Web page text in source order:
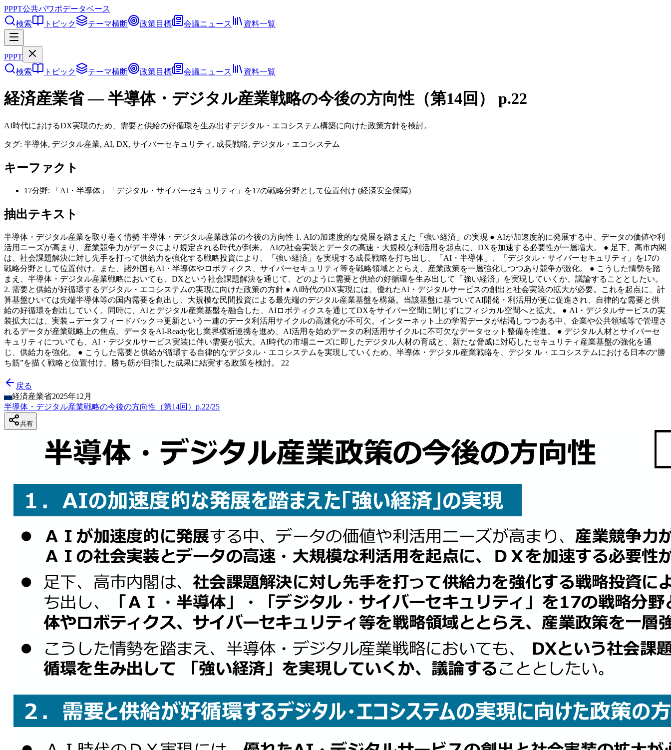
PPPT公共パワポデータベース
検索
トピック テーマ横断 政策目標 会議ニュース 資料一覧
PPPT
検索
トピック テーマ横断 政策目標 会議ニュース 資料一覧
経済産業省—半導体・デジタル産業戦略の今後の方向性（第14回） p.22
AI時代におけるDX実現のため、需要と供給の好循環を生み出すデジタル・エコシステム構築に向けた政策方針を検討。
タグ: 半導体, デジタル産業, AI, DX, サイバーセキュリティ, 成長戦略, デジタル・エコシステム
キーファクト
17分野: 「AI・半導体」「デジタル・サイバーセキュリティ」を17の戦略分野として位置付け (経済安全保障)
抽出テキスト
半導体・デジタル産業を取り巻く情勢 半導体・デジタル産業政策の今後の方向性 1. AIの加速度的な発展を踏まえた「強い経済」の実現 ● AIが加速度的に発展する中、データの価値や利
活用ニーズが高まり、産業競争力がデータにより規定される時代が到来。 AIの社会実装とデータの高速・大規模な利活用を起点に、DXを加速する必要性が一層増大。 ● 足下、高市内閣
は、社会課題解決に対し先手を打って供給力を強化する戦略投資により、「強い経済」を実現する成長戦略を打ち出し、「AI・半導体」、「デジタル・サイバーセキュリティ」を17の
戦略分野として位置付け。また、諸外国もAI・半導体やロボティクス、サイバーセキュリティ等を戦略領域ととらえ、産業政策を一層強化しつつあり競争が激化。 ● こうした情勢を踏
まえ、半導体・デジタル産業戦略においても、DXという社会課題解決を通じて、どのように需要と供給の好循環を生み出して「強い経済」を実現していくか、議論することとしたい。
2. 需要と供給が好循環するデジタル・エコシステムの実現に向けた政策の方針 ● AI時代のDX実現には、優れたAI・デジタルサービスの創出と社会実装の拡大が必要。これを起点に、計
算基盤ひいては先端半導体等の国内需要を創出し、大規模な民間投資による最先端のデジタル産業基盤を構築。当該基盤に基づいてAI開発・利活用が更に促進され、自律的な需要と供
給の好循環を創出していく。同時に、AIとデジタル産業基盤を融合した、AIロボティクスを通じてDXをサイバー空間に閉じずにフィジカル空間へと拡大。 ● AI・デジタルサービスの実
装拡大には、実装→データフィードバック⇒更新という一連のデータ利活用サイクルの高速化が不可欠。インターネット上の学習データが枯渇しつつある中、企業や公共領域等で管理さ
れるデータが産業戦略上の焦点。データをAI-Ready化し業界横断連携を進め、AI活用を始めデータの利活用サイクルに不可欠なデータセット整備を推進。 ● デジタル人材とサイバーセ
キュリティについても、AI・デジタルサービス実装に伴い需要が拡大。AI時代の市場ニーズに即したデジタル人材の育成と、新たな脅威に対応したセキュリティ産業基盤の強化を通
じ、供給力を強化。 ● こうした需要と供給が循環する自律的なデジタル・エコシステムを実現していくため、半導体・デジタル産業戦略を、デジタ ル・エコシステムにおける日本の“勝
ち筋”を描く戦略と位置付け、勝ち筋が目指した成果に結実する政策を検討。 22
戻る
経産経済産業省2025年12月
半導体・デジタル産業戦略の今後の方向性（第14回） p.22/25
共有